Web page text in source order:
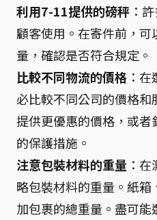
利用7-11提供的磅秤 ：
顧客使用。在寄件前，
量，確認是否符合規定。
比較不同物流的價格 ：
必比較不同公司的價格
提供更優惠的價格，或
的保護措施。
注意包裝材料的重量 ：
略包裝材料的重量。紙
加包裹的總重量。盡可能